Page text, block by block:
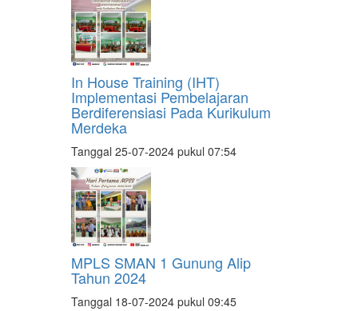
In House Training (IHT)
Implementasi Pembelajaran
Berdiferensiasi Pada Kurikulum
Merdeka
Tanggal 25-07-2024 pukul 07:54
MPLS SMAN 1 Gunung Alip
Tahun 2024
Tanggal 18-07-2024 pukul 09:45